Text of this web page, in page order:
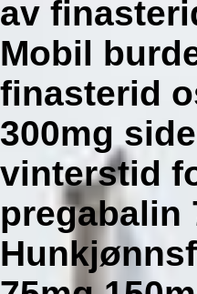
av
Mobil
finasterid
300mg
vinterstid
pregabalin